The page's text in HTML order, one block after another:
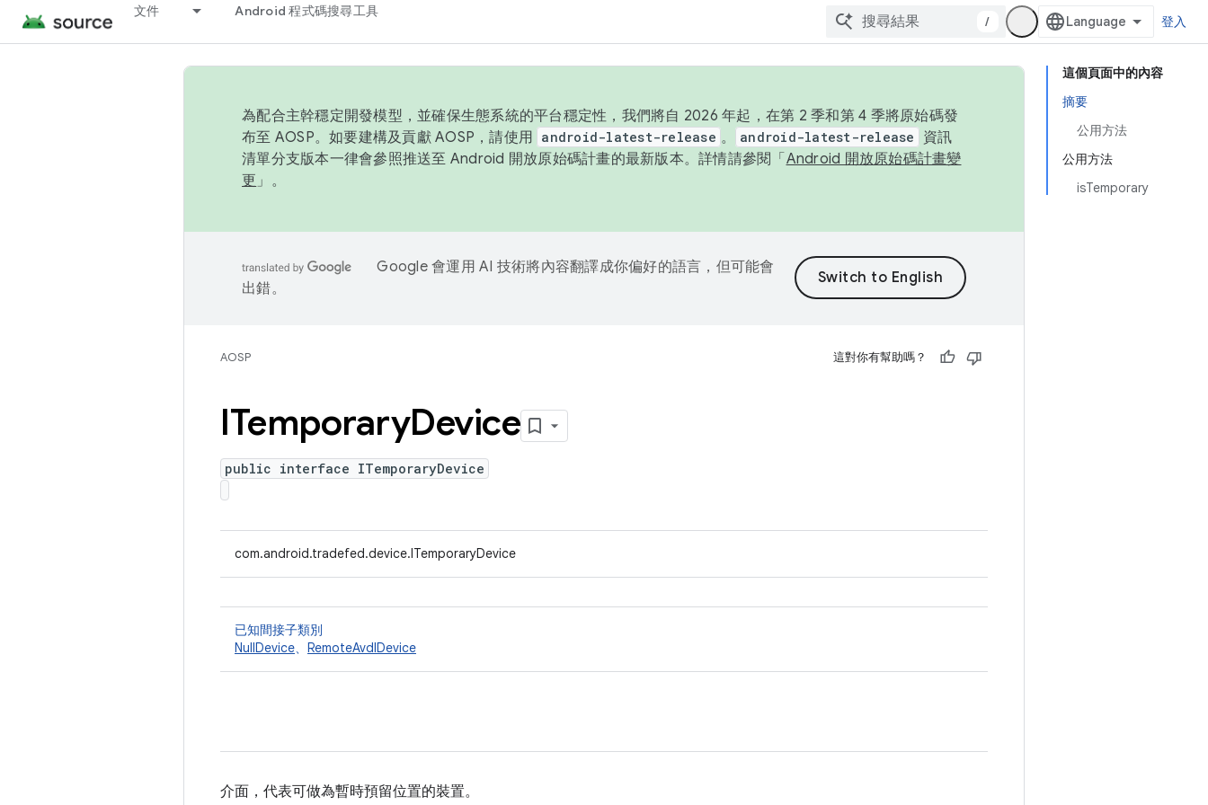
文件 Android 程式碼搜尋工具
/ 登入
這個頁面中的內容
摘要
公用方法
公用方法
isTemporary
為配合主幹穩定開發模型，並確保生態系統的平台穩定性，我們將自 2026 年起，在第 2 季和第 4 季將原始碼發
布至 AOSP。如要建構及貢獻 AOSP，請使用 android-latest-release 。 android-latest-release
資訊
清單分支版本一律會參照推送至 Android 開放原始碼計畫的最新版本。詳情請參閱「 Android 開放原始碼計畫變
更 」。
Google 會運用 AI 技術將內容翻譯成你偏好的語言，但可能會
出錯。
AOSP 這對你有幫助嗎？
ITemporaryDevice
public interface ITemporaryDevice
com.android.tradefed.device.ITemporaryDevice
已知間接子類別
NullDevice、 RemoteAvdIDevice
介面，代表可做為暫時預留位置的裝置。